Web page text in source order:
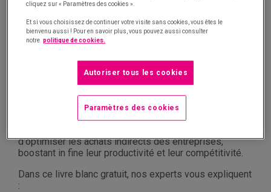
point de départ de la solution à cette problématique
autour des achats indirects. En compilant la data
leviers à actionner.
À partir de ces leviers, une méthode éprouvée et
fondée sur l'amélioration continue permet d'adapter la
politique achats et de rationaliser les coûts cachés de
ces achats de classe C, également nommés achats
indirects. Correctement déployée avec un fournisseur
d'optimiser les achats indirects des entreprises,
boostant in fine leur productivité et leur compétitivité.
Dans ce livre blanc gratuit, nos experts vous expliquent
:
cliquez sur « Paramètres des cookies ».
Et si vous choisissez de continuer votre visite sans cookies, vous êtes le
bienvenu aussi ! Pour en savoir plus, vous pouvez aussi consulter
notre politique de cookies.
Autoriser tous les cookies
Paramètres des cookies